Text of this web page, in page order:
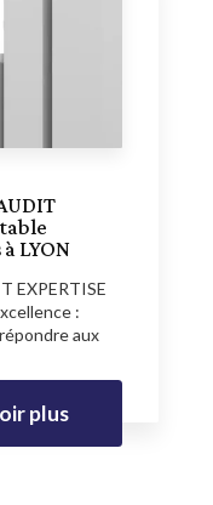
LYON
EXPERTISE
:
aux
plus